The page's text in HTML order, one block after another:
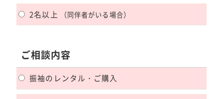
2名以上 （同伴者がいる場合）
ご相談内容
振袖のレンタル・ご購入